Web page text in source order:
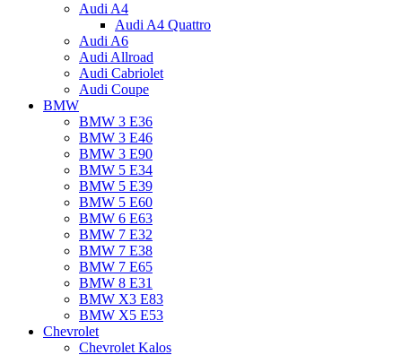
Audi A4
Audi A4 Quattro
Audi A6
Audi Allroad
Audi Cabriolet
Audi Coupe
BMW
BMW 3 E36
BMW 3 E46
BMW 3 E90
BMW 5 E34
BMW 5 E39
BMW 5 E60
BMW 6 Е63
BMW 7 Е32
BMW 7 Е38
BMW 7 Е65
BMW 8 Е31
BMW X3 E83
BMW X5 E53
Chevrolet
Chevrolet Kalos